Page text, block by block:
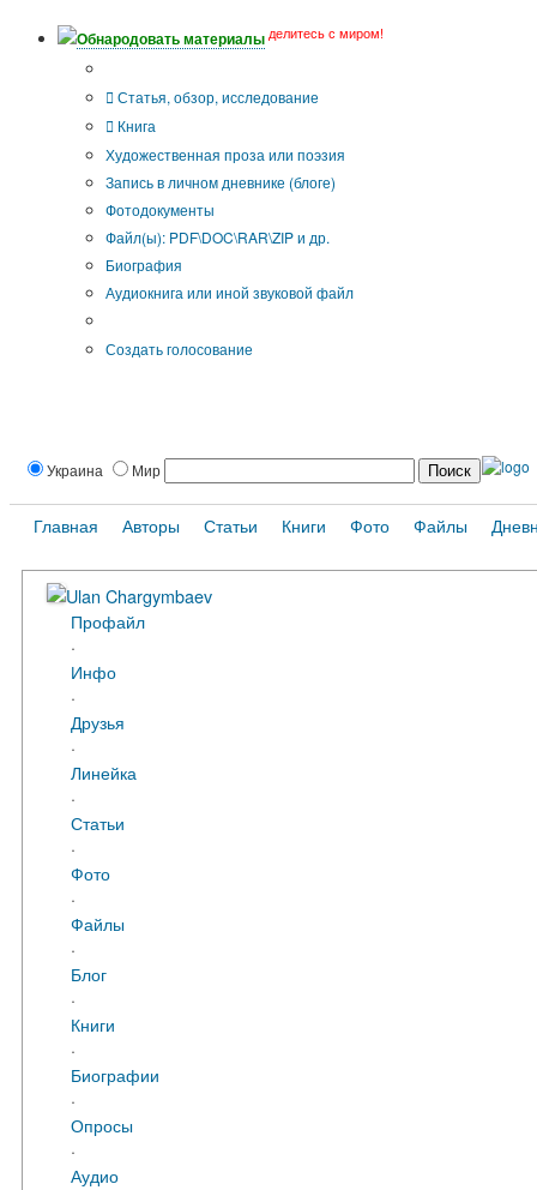
Обнародовать материалы делитесь с миром!
Статья, обзор, исследование
Книга
Художественная проза или поэзия
Запись в личном дневнике (блоге)
Фотодокументы
Файл(ы): PDF\DOC\RAR\ZIP и др.
Биография
Аудиокнига или иной звуковой файл
Создать голосование
Украина Мир
Главная Авторы Статьи Книги Фото Файлы
Ulan Chargymbaev
Профайл
·
Инфо
·
Друзья
·
Линейка
·
Статьи
·
Фото
·
Файлы
·
Блог
·
Книги
·
Биографии
·
Опросы
·
Аудио